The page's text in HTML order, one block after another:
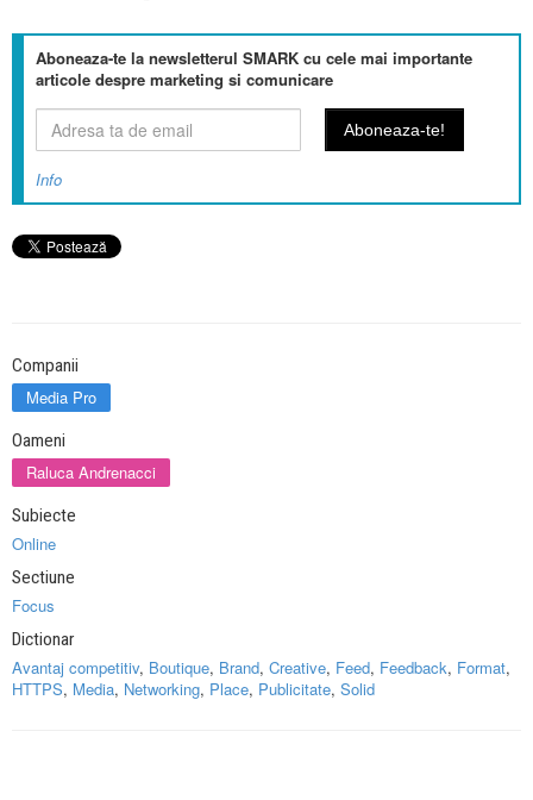
Aboneaza-te la newsletterul SMARK cu cele mai importante
articole despre marketing si comunicare
Info
Companii
Media Pro
Oameni
Raluca Andrenacci
Subiecte
Online
Sectiune
Focus
Dictionar
Avantaj competitiv, Boutique, Brand, Creative, Feed, Feedback, Format,
HTTPS, Media, Networking, Place, Publicitate, Solid